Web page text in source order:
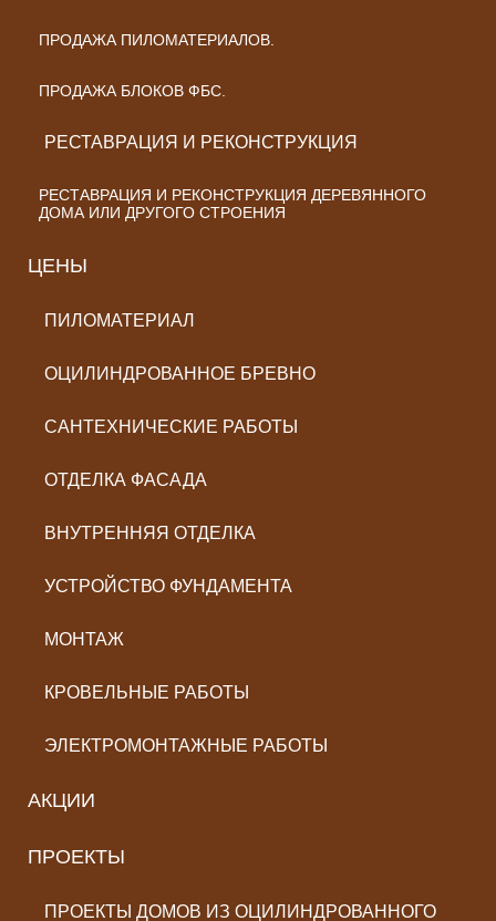
ПРОДАЖА ПИЛОМАТЕРИАЛОВ.
ПРОДАЖА БЛОКОВ ФБС.
РЕСТАВРАЦИЯ И РЕКОНСТРУКЦИЯ
РЕСТАВРАЦИЯ И РЕКОНСТРУКЦИЯ ДЕРЕВЯННОГО
ДОМА ИЛИ ДРУГОГО СТРОЕНИЯ
ЦЕНЫ
ПИЛОМАТЕРИАЛ
ОЦИЛИНДРОВАННОЕ БРЕВНО
САНТЕХНИЧЕСКИЕ РАБОТЫ
ОТДЕЛКА ФАСАДА
ВНУТРЕННЯЯ ОТДЕЛКА
УСТРОЙСТВО ФУНДАМЕНТА
МОНТАЖ
КРОВЕЛЬНЫЕ РАБОТЫ
ЭЛЕКТРОМОНТАЖНЫЕ РАБОТЫ
АКЦИИ
ПРОЕКТЫ
ПРОЕКТЫ ДОМОВ ИЗ ОЦИЛИНДРОВАННОГО